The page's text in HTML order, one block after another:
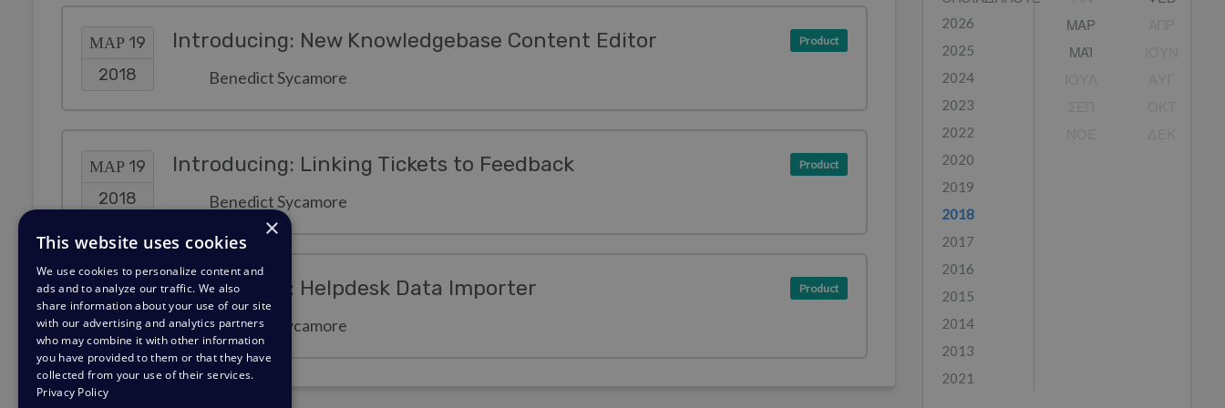
ΜΑΡ 19
2018
Introducing: New Knowledgebase Content Editor
Benedict Sycamore
Product
ΜΑΡ 19
2018
Introducing: Linking Tickets to Feedback
Benedict Sycamore
Product
ΦΕΒ 14
2018
Introducing: Helpdesk Data Importer
Benedict Sycamore
Product
2026
2025
2024
2023
2022
2020
2019
2018
2017
2016
2015
2014
2013
2021
ΜΑΡ
ΜΑΪ́
×
This website uses cookies
We use cookies to personalize content and
ads and to analyze our traffic. We also
share information about your use of our site
with our advertising and analytics partners
who may combine it with other information
you have provided to them or that they have
collected from your use of their services.
Privacy Policy